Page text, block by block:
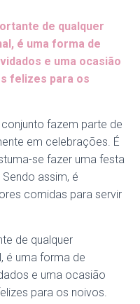
de qualquer
é uma forma de
e uma ocasião
felizes para os
fazem parte de
em celebrações. É
se fazer uma festa
assim, é
comidas para servir
de qualquer
é uma forma de
e uma ocasião
para os noivos.